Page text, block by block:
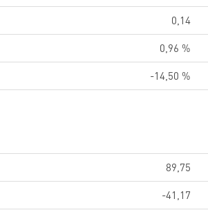
0,14
0,96 %
-14,50 %
89,75
-41,17